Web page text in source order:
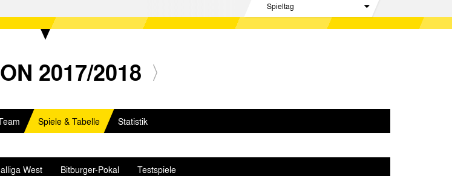
Spieltag
Begegnungen
2017/2018
Spiele & Tabelle Statistik
West Bitburger-Pokal Testspiele